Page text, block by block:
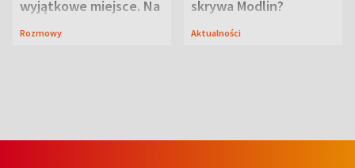
wyjątkowe miejsce. Na
szlaku czekał
Rozmowy
skrywa Modlin?
Aktualności